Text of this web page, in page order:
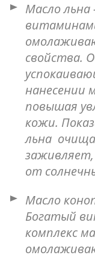
Масло
свойства.
нанесении
повышая
кожи.
льна
от
Масло
Богатый
комплекс